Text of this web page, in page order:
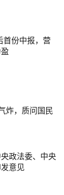
首份中报，营
炸，质问国民
政法委、中央
意见